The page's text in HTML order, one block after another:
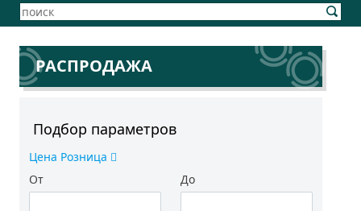
РАСПРОДАЖА
Подбор параметров
Цена Розница
От
До